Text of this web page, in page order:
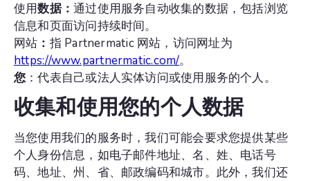
使用数据：通过使用服务自动收集的数据，包括浏览
信息和页面访问持续时间。
网站 ： 指 Partnermatic 网站，访问网址为
https://www.partnermatic.com/。
‍您：代表自己或法人实体访问或使用服务的个人。
收集和使用您的个人数据
当您使用我们的服务时，我们可能会要求您提供某些
个人身份信息，如电子邮件地址、名、姓、电话号
码、地址、州、省、邮政编码和城市。此外，我们还